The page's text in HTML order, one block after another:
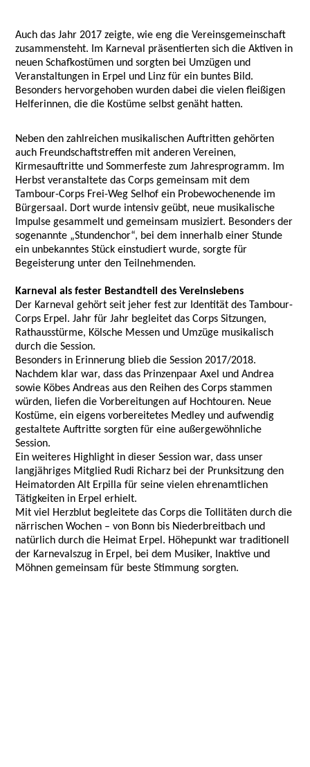
Auch das Jahr 2017 zeigte, wie eng die Vereinsgemeinschaft
zusammensteht. Im Karneval präsentierten sich die Aktiven in
neuen Schafkostümen und sorgten bei Umzügen und
Veranstaltungen in Erpel und Linz für ein buntes Bild.
Besonders hervorgehoben wurden dabei die vielen fleißigen
Helferinnen, die die Kostüme selbst genäht hatten.
Neben den zahlreichen musikalischen Auftritten gehörten
auch Freundschaftstreffen mit anderen Vereinen,
Kirmesauftritte und Sommerfeste zum Jahresprogramm. Im
Herbst veranstaltete das Corps gemeinsam mit dem
Tambour-Corps Frei-Weg Selhof ein Probewochenende im
Bürgersaal. Dort wurde intensiv geübt, neue musikalische
Impulse gesammelt und gemeinsam musiziert. Besonders der
sogenannte „Stundenchor“, bei dem innerhalb einer Stunde
ein unbekanntes Stück einstudiert wurde, sorgte für
Begeisterung unter den Teilnehmenden.
Karneval als fester Bestandteil des Vereinslebens
Der Karneval gehört seit jeher fest zur Identität des Tambour-
Corps Erpel. Jahr für Jahr begleitet das Corps Sitzungen,
Rathausstürme, Kölsche Messen und Umzüge musikalisch
durch die Session.
Besonders in Erinnerung blieb die Session 2017/2018.
Nachdem klar war, dass das Prinzenpaar Axel und Andrea
sowie Köbes Andreas aus den Reihen des Corps stammen
würden, liefen die Vorbereitungen auf Hochtouren. Neue
Kostüme, ein eigens vorbereitetes Medley und aufwendig
gestaltete Auftritte sorgten für eine außergewöhnliche
Session.
Ein weiteres Highlight in dieser Session war, dass unser
langjähriges Mitglied Rudi Richarz bei der Prunksitzung den
Heimatorden Alt Erpilla für seine vielen ehrenamtlichen
Tätigkeiten in Erpel erhielt.
Mit viel Herzblut begleitete das Corps die Tollitäten durch die
närrischen Wochen – von Bonn bis Niederbreitbach und
natürlich durch die Heimat Erpel. Höhepunkt war traditionell
der Karnevalszug in Erpel, bei dem Musiker, Inaktive und
Möhnen gemeinsam für beste Stimmung sorgten.